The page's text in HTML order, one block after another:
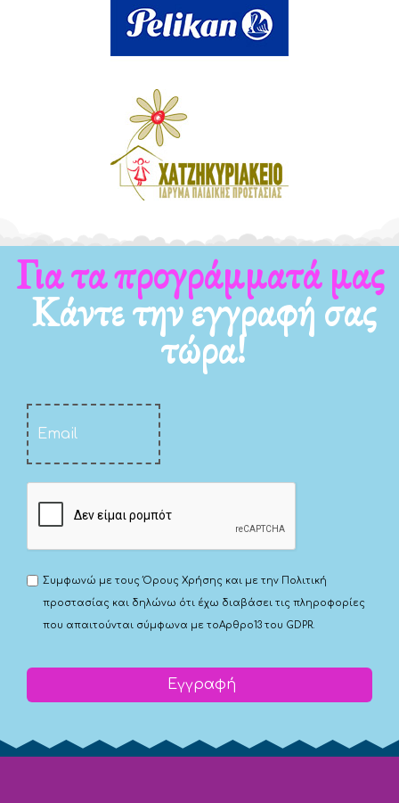
Για τα προγράμματά μας
Κάντε την εγγραφή σας
τώρα!
Συμφωνώ με τουςΌρους Χρήσης και με την Πολιτική
προστασίας και δηλώνω ότι έχω διαβάσει τις πληροφορίες
που απαιτούνται σύμφωνα με τοΑρθρο13 του GDPR.
Εγγραφή